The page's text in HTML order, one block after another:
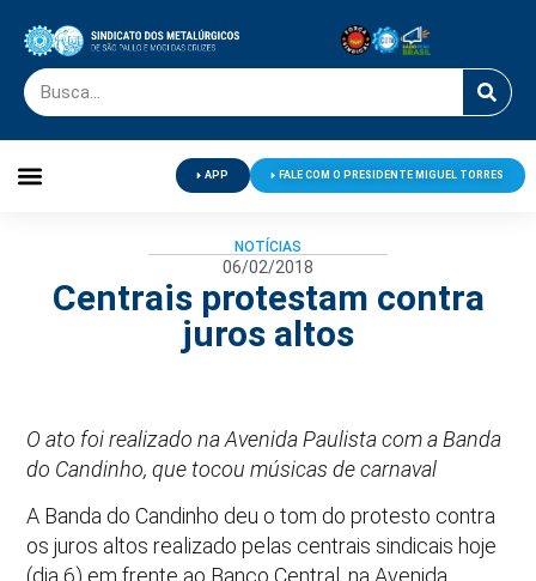
APP FALE COM O PRESIDENTE MIGUEL TORRES
NOTÍCIAS
06/02/2018
Centrais protestam contra
juros altos
O ato foi realizado na Avenida Paulista com a Banda
do Candinho, que tocou músicas de carnaval
A Banda do Candinho deu o tom do protesto contra
os juros altos realizado pelas centrais sindicais hoje